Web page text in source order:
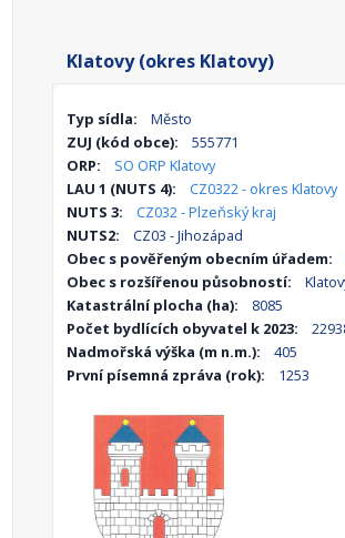
Klatovy (okres Klatovy)
Typ sídla:
Město
ZUJ (kód obce):
555771
ORP:
SO ORP Klatovy
LAU 1 (NUTS 4):
CZ0322 - okres Klatovy
NUTS 3:
CZ032 - Plzeňský kraj
NUTS2:
CZ03 - Jihozápad
Obec s pověřeným obecním úřadem:
Obec s rozšířenou působností:
Katastrální plocha (ha):
8085
Počet bydlících obyvatel k 2023:
Nadmořská výška (m n.m.):
405
První písemná zpráva (rok):
1253